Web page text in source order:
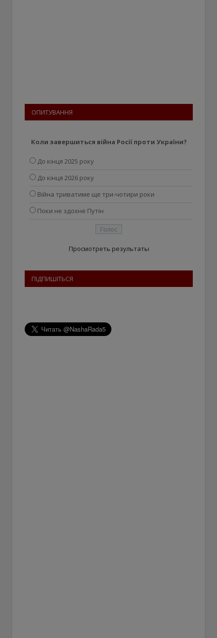
ОПИТУВАННЯ
Коли завершиться війна Росії проти України?
До кінця 2025 року
До кінця 2026 року
Війна триватиме ще три-чотири роки
Поки не здохне Путін
Просмотреть результаты
ПІДПИШІТЬСЯ